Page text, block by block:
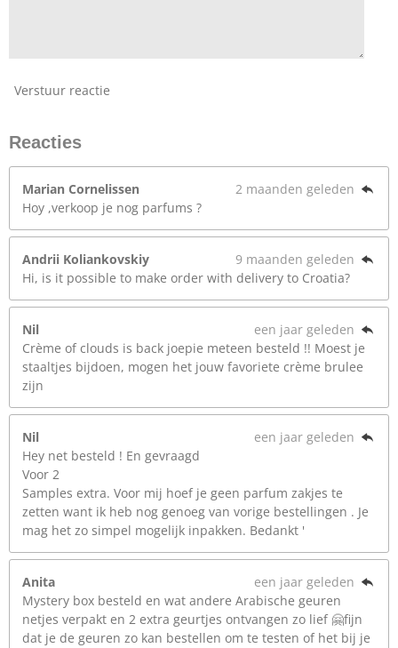
Verstuur reactie
Reacties
Marian Cornelissen
2 maanden geleden
Hoy ,verkoop je nog parfums ?
Andrii Koliankovskiy
9 maanden geleden
Hi, is it possible to make order with delivery to Croatia?
Nil
een jaar geleden
Crème of clouds is back joepie meteen besteld !! Moest je
staaltjes bijdoen, mogen het jouw favoriete crème brulee
zijn
Nil
een jaar geleden
Hey net besteld ! En gevraagd
Voor 2
Samples extra. Voor mij hoef je geen parfum zakjes te
zetten want ik heb nog genoeg van vorige bestellingen . Je
mag het zo simpel mogelijk inpakken. Bedankt '
Anita
een jaar geleden
Mystery box besteld en wat andere Arabische geuren
netjes verpakt en 2 extra geurtjes ontvangen zo lief 🤗fijn
dat je de geuren zo kan bestellen om te testen of het bij je